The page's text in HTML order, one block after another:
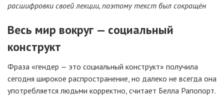
расшифровки своей лекции, поэтому текст был сокращён
Весь мир вокруг — социальный
конструкт
Фраза «гендер — это социальный конструкт» получила
сегодня широкое распространение, но далеко не всегда она
употребляется людьми корректно, считает Белла Рапопорт.